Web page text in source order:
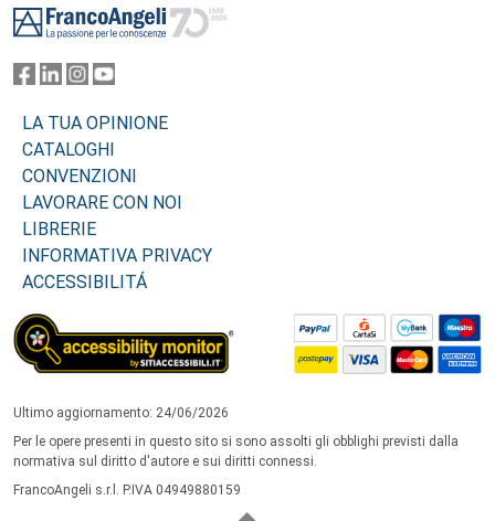
LA TUA OPINIONE
CATALOGHI
CONVENZIONI
LAVORARE CON NOI
LIBRERIE
INFORMATIVA PRIVACY
ACCESSIBILITÁ
Ultimo aggiornamento: 24/06/2026
Per le opere presenti in questo sito si sono assolti gli obblighi previsti dalla
normativa sul diritto d'autore e sui diritti connessi.
FrancoAngeli s.r.l. P.IVA 04949880159